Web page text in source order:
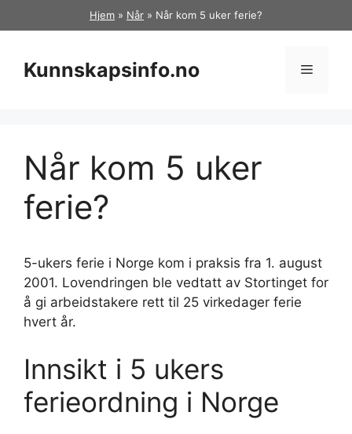
til
Hjem » Når » Når kom 5 uker ferie?
Kunnskapsinfo.no Meny
Når kom 5 uker
ferie?
5-ukers ferie i Norge kom i praksis fra 1. august
2001. Lovendringen ble vedtatt av Stortinget for
å gi arbeidstakere rett til 25 virkedager ferie
hvert år.
Innsikt i 5 ukers
ferieordning i Norge